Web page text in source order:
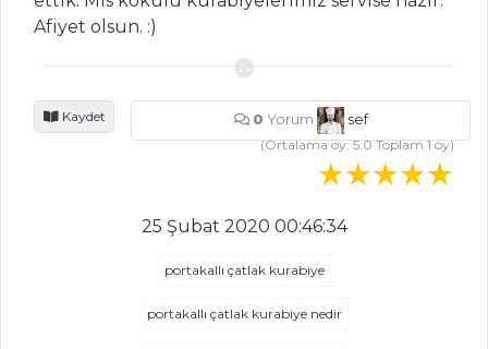
PASTA
KEK
KREMALI VE
Pasta ve Tatlılar
SALATALAR
Afiyet olsun. :)
Kaydet 0 Yorum
sef
(Ortalama oy:5.0Toplam1oy)
25 Şubat 2020 00:46:34
portakallı çatlak kurabiye
portakallı çatlak kurabiye nedir